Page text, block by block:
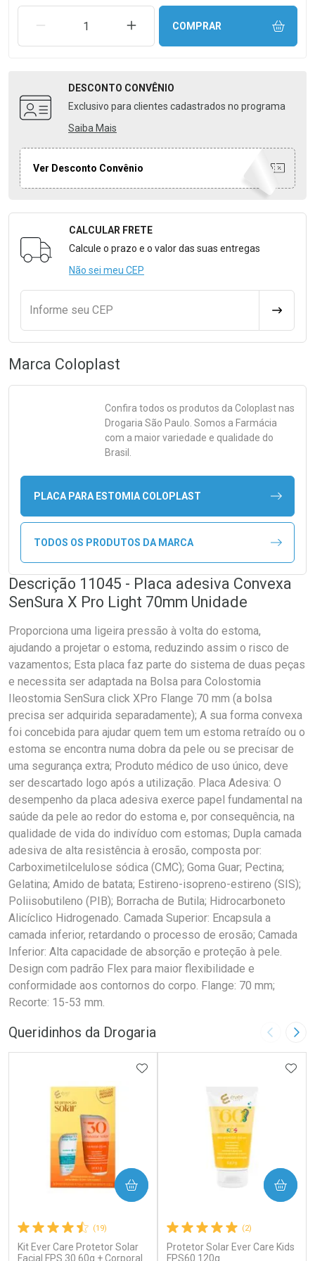
REMOVER UMA UNIDADEAUMENTAR UMA UNIDADE
COMPRAR
DESCONTO CONVÊNIO
Exclusivo para clientes cadastrados no programa
Saiba Mais
Ver Desconto Convênio
Formulário para Calcular o Frete
CALCULAR FRETE
Calcule o prazo e o valor das suas entregas
Não sei meu CEP
Informe seu CEP
Marca Coloplast
Confira todos os produtos da Coloplastnas
Drogaria São Paulo. Somos a Farmácia
com a maior variedade e qualidade do
Brasil.
PLACA PARA ESTOMIA COLOPLAST
TODOS OS PRODUTOS DA MARCA
Descrição 11045 - Placa adesiva Convexa
SenSura X Pro Light 70mm Unidade
Proporciona uma ligeira pressão à volta do estoma,
ajudando a projetar o estoma, reduzindo assim o risco de
vazamentos; Esta placa faz parte do sistema de duas peças
e necessita ser adaptada na Bolsa para Colostomia
Ileostomia SenSura click XPro Flange 70 mm (a bolsa
precisa ser adquirida separadamente); A sua forma convexa
foi concebida para ajudar quem tem um estoma retraído ou o
estoma se encontra numa dobra da pele ou se precisar de
uma segurança extra; Produto médico de uso único, deve
ser descartado logo após a utilização. Placa Adesiva: O
desempenho da placa adesiva exerce papel fundamental na
saúde da pele ao redor do estoma e, por consequência, na
qualidade de vida do indivíduo com estomas; Dupla camada
adesiva de alta resistência à erosão, composta por:
Carboximetilcelulose sódica (CMC); Goma Guar; Pectina;
Gelatina; Amido de batata; Estireno-isopreno-estireno (SIS);
Poliisobutileno (PIB); Borracha de Butila; Hidrocarboneto
Alicíclico Hidrogenado. Camada Superior: Encapsula a
camada inferior, retardando o processo de erosão; Camada
Inferior: Alta capacidade de absorção e proteção à pele.
Design com padrão Flex para maior flexibilidade e
conformidade aos contornos do corpo. Flange: 70 mm;
Recorte: 15-53 mm.
Queridinhos da Drogaria Imagem
(19)
Kit Ever Care Protetor Solar
Facial FPS 30 60g + Corporal
ADICIONAR AOS FAVORITOS
COMPRAR
(2)
Protetor Solar Ever Care Kids
FPS60 120g
COMPRAR